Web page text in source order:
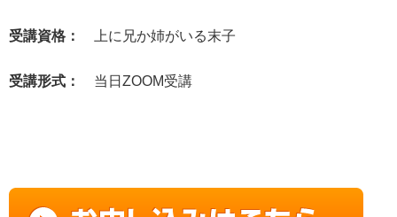
受講資格： 上に兄か姉がいる末子
受講形式： 当日ZOOM受講